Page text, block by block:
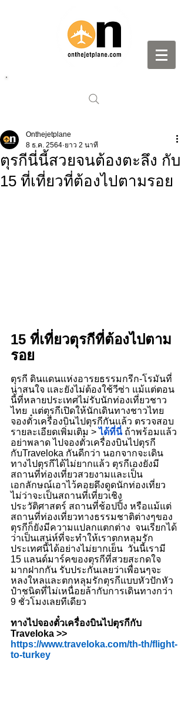
ตุรกีนี่นี้สวยจนต้องตะลึง กับ
15 ที่เที่ยวที่ต้องไปตามรอย
Onthejetplane
8 ธ.ค. 2564 ยาว 2 นาที
15 ที่เที่ยวตุรกีที่ต้องไปตาม
รอย
ตุรกี ดินแดนแห่งอารยธรรมกรีก-โรมันที่
น่าสนใจ และยังไม่ต้องใช้วีซ่า แม้แต่ตอน
นี้ที่หลายประเทศไม่รับนักท่องเที่ยวชาว
ไทย  แต่ตุรกีเปิดให้นักเดินทางชาวไทย
จองตั๋วเครื่องบินไปตุรกีกันแล้ว ตรวจสอบ
รายละเอียดเพิ่มเติม > ได้ที่นี่ ถ้าพร้อมแล้ว
อย่าพลาด ไปจองตั๋วเครื่องบินไปตุรกี
กับTraveloka กันดีกว่า นอกจากจะเดิน
ทางไปตุรกีได้ไม่ยากแล้ว ตุรกีเองยังมี
สถานที่ท่องเที่ยวสวยงามและเป็น
เอกลักษณ์เอาไว้คอยดึงดูดนักท่องเที่ยว
ไม่ว่าจะเป็นสถานที่เที่ยวเชิง
ประวัติศาสตร์ สถานที่ช้อปปิ้ง หรือแม้แต่
สถานที่ท่องเที่ยวทางธรรมชาติต่างๆของ
ตุรกีก็ยังมีความแปลกแตกต่าง  จนเรียกได้
ว่าเป็นเสน่ห์ที่จะทำให้เราตกหลุมรัก
ประเทศนี้ได้อย่างไม่ยากเย็น  วันนี้เรามี
15 แลนด์มาร์คของตุรกีที่สวยสะกดใจ
มากฝากกัน รับประกันเลยว่าเพื่อนๆจะ
หลงใหลและตกหลุมรักตุรกีแบบหัวปักหัว
ปำชนิดที่ไม่เหนื่อยล้ากับการเดินทางกว่า
9 ชั่วโมงเลยทีเดียว
ทางไปจองตั๋วเครื่องบินไปตุรกีกับ
Traveloka >>
https://www.traveloka.com/th-th/flight-
to-turkey